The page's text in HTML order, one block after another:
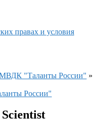
правах и условия
"Таланты России" »
России"